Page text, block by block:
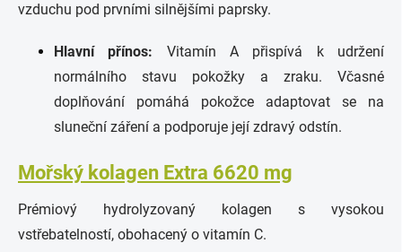
vzduchu pod prvními silnějšími paprsky.
Hlavní přínos: Vitamín A přispívá k udržení
normálního stavu pokožky a zraku. Včasné
doplňování pomáhá pokožce adaptovat se na
sluneční záření a podporuje její zdravý odstín.
Mořský kolagen Extra 6620 mg
Prémiový hydrolyzovaný kolagen s vysokou
vstřebatelností, obohacený o vitamín C.